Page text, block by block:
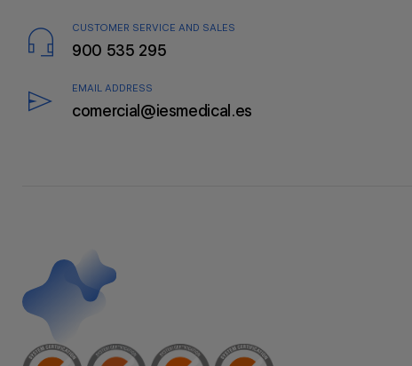
CUSTOMER SERVICE AND SALES
900 535 295
EMAIL ADDRESS
comercial@iesmedical.es